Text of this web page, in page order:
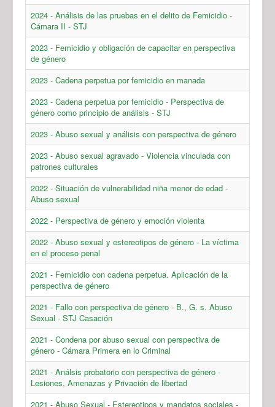
2024 - Análisis de las pruebas en el delito de Femicidio -
Cámara II - STJ
2023 - Femicidio y obligación de capacitar en perspectiva
de género
2023 - Cadena perpetua por femicidio en manada
2023 - Cadena perpetua por femicidio - Perspectiva de
género como principio de análisis - STJ
2023 - Abuso sexual y análisis con perspectiva de género
2023 - Abuso sexual agravado - Violencia vinculada con
patrones culturales
2022 - Situación de vulnerabilidad niña menor de edad -
Abuso sexual
2022 - Perspectiva de género y emoción violenta
2022 - Abuso sexual y estereotipos de género - La víctima
en el proceso penal
2021 - Femicidio con cadena perpetua. Aplicación de la
perspectiva de género
2021 - Fallo con perspectiva de género - B., G. s. Abuso
Sexual - STJ Casación
2021 - Condena por abuso sexual con perspectiva de
género - Cámara Primera en lo Criminal
2021 - Análsis probatorio con perspectiva de género -
Lesiones, Amenazas y Privación de libertad
2021 - Abuso Sexual - Estereotipos y mandatos sociales -